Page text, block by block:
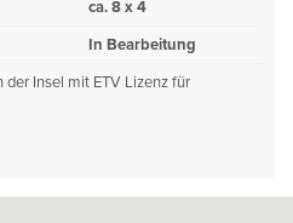
ca. 8 x 4
In Bearbeitung
Insel mit ETV Lizenz für